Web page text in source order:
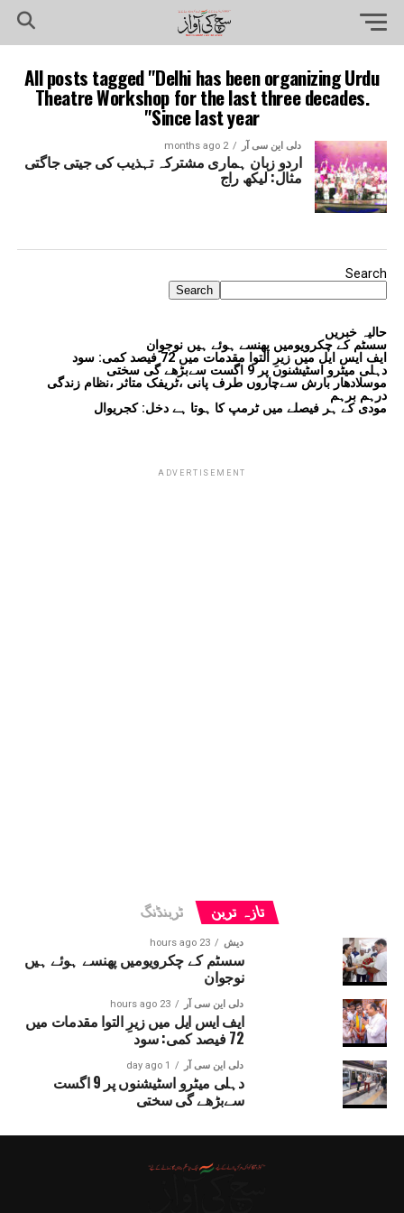
All posts tagged "Delhi has been organizing Urdu
Theatre Workshop for the last three decades.
Since last year"
دلی این سی آر 2 months ago
اردو زبان ہماری مشترکہ تہذیب کی جیتی جاگتی
مثال: لیکھ راج
Search
Search
حالیہ خبریں
سسٹم کے چکرویومیں پھنسے ہوئے ہیں نوجوان
ایف ایس ایل میں زیرِ التوا مقدمات میں 72 فیصد کمی: سود
دہلی میٹرو اسٹیشنوں پر 9 اگست سےبڑھے گی سختی
موسلادھار بارش سےچاروں طرف پانی ،ٹریفک متاثر ،نظام زندگی
درہم برہم
مودی کے ہر فیصلے میں ٹرمپ کا ہوتا ہے دخل: کجریوال
ADVERTISEMENT
تازہ ترین ٹرینڈنگ
دیش 23 hours ago
سسٹم کے چکرویومیں پھنسے ہوئے ہیں
نوجوان
دلی این سی آر 23 hours ago
ایف ایس ایل میں زیرِ التوا مقدمات میں
72 فیصد کمی: سود
دلی این سی آر 1 day ago
دہلی میٹرو اسٹیشنوں پر 9 اگست
سےبڑھے گی سختی